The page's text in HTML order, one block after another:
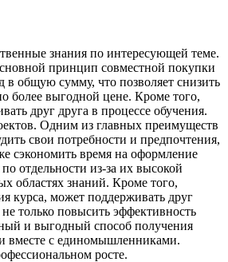
знания по интересующей теме.
принцип совместной покупки
в общую сумму, что позволяет снизить
более выгодной цене. Кроме того,
друг друга в процессе обучения.
Одним из главных преимуществ
свои потребности и предпочтения,
сэкономить время на оформление
отдельности из-за их высокой
областях знаний. Кроме того,
курса, может поддерживать друг
только повысить эффективность
и выгодный способ получения
вместе с единомышленниками.
росте.